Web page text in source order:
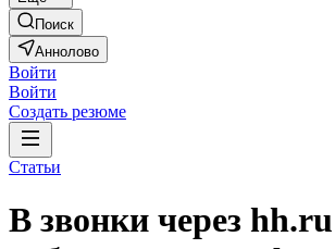
Поиск
Аннолово
Войти
Войти
Создать резюме
Статьи
В звонки через hh.ru